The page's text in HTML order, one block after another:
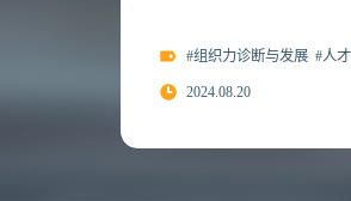
#组织力诊断与发展 #人
2024.08.20